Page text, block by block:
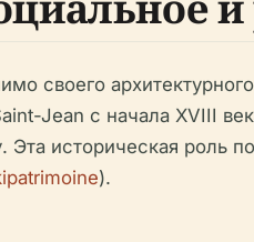
своего
Jean с начала XVIII
Эта историческая роль
).